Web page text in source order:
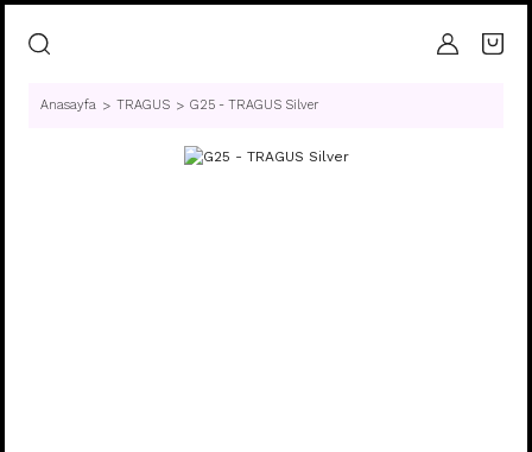
Anasayfa TRAGUS G25 - TRAGUS Silver